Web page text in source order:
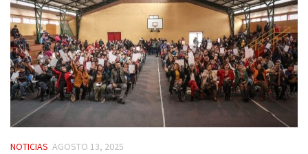
NOTICIAS AGOSTO 13, 2025